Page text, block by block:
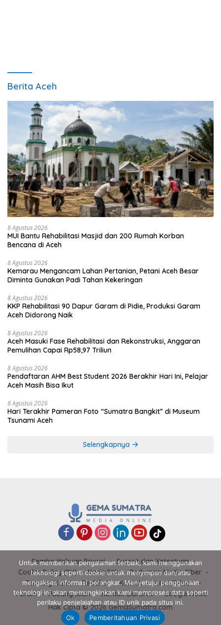
Berita Aceh
8 Agustus 2026
MUI Bantu Rehabilitasi Masjid dan 200 Rumah Korban
Bencana di Aceh
8 Agustus 2026
Kemarau Mengancam Lahan Pertanian, Petani Aceh Besar
Diminta Gunakan Padi Tahan Kekeringan
8 Agustus 2026
KKP Rehabilitasi 90 Dapur Garam di Pidie, Produksi Garam
Aceh Didorong Naik
8 Agustus 2026
Aceh Masuki Fase Rehabilitasi dan Rekonstruksi, Anggaran
Pemulihan Capai Rp58,97 Triliun
8 Agustus 2026
Pendaftaran AHM Best Student 2026 Berakhir Hari Ini, Pelajar
Aceh Masih Bisa Ikut
8 Agustus 2026
Hari Terakhir Pameran Foto “Sumatra Bangkit” di Museum
Tsunami Aceh
Selengkapnya
Pemberitahuan Privasi
Syarat dan Ketentuan
Cookie Policy (EU)
Kode Etik
Pedoman Media Siber
Tentang Kami
Redaksi Kontak
Kirim Tulisan
Forum
Pasang Iklan Kontak Darurat
Google News
Hak Cipta © 2026 GemaSumatra.com
Untuk memberikan pengalaman terbaik, kami menggunakan
teknologi seperti cookie untuk menyimpan dan/atau
mengakses informasi perangkat. Menyetujui penggunaan
teknologi ini akan memungkinkan kami memproses data seperti
perilaku penjelajahan atau ID unik pada situs ini.
Ok
Pemberitahuan Privasi